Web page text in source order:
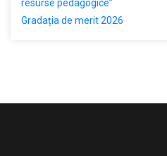
resurse pedagogice”
Gradația de merit 2026